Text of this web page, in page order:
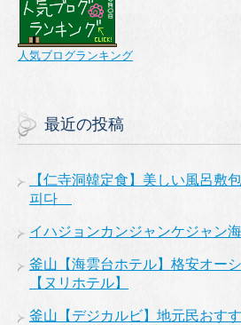
人気ブログランキング
最近の投稿
【仁寺洞韓定食】美しい風呂敷
피다
イハジョンカンジャンケジャン
釜山【海雲台ホテル】格安オー
【ヌリホテル】
釜山【デジカルビ】地元民おす